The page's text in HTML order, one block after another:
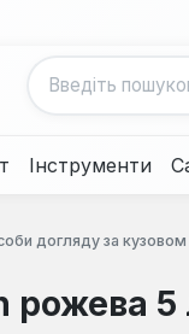
Інструменти
догляду за кузовом
5